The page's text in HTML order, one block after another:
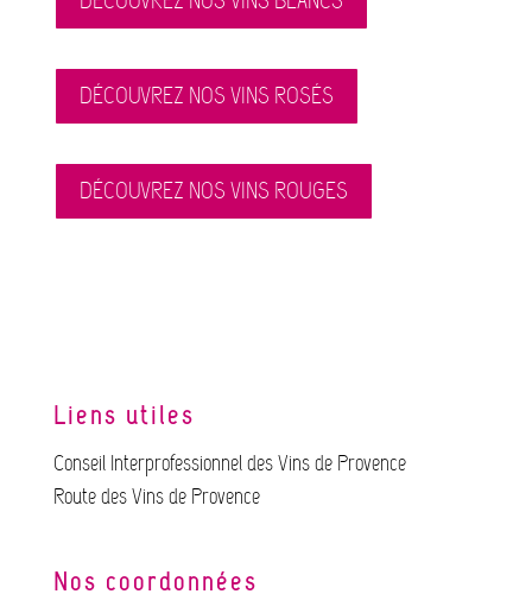
DÉCOUVREZ NOS VINS ROSÉS
DÉCOUVREZ NOS VINS ROUGES
Liens utiles
Conseil Interprofessionnel des Vins de Provence
Route des Vins de Provence
Nos coordonnées